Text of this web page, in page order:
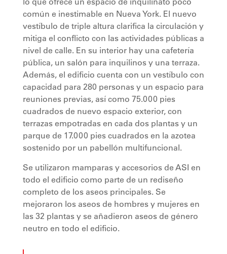
común e inestimable en Nueva York. El nuevo
vestíbulo de triple altura clarifica la circulación y
mitiga el conflicto con las actividades públicas a
nivel de calle. En su interior hay una cafetería
pública, un salón para inquilinos y una terraza.
Además, el edificio cuenta con un vestíbulo con
capacidad para 280 personas y un espacio para
reuniones previas, así como 75.000 pies
cuadrados de nuevo espacio exterior, con
terrazas empotradas en cada dos plantas y un
parque de 17.000 pies cuadrados en la azotea
sostenido por un pabellón multifuncional.
Se utilizaron mamparas y accesorios de ASI en
todo el edificio como parte de un rediseño
completo de los aseos principales. Se
mejoraron los aseos de hombres y mujeres en
las 32 plantas y se añadieron aseos de género
neutro en todo el edificio.